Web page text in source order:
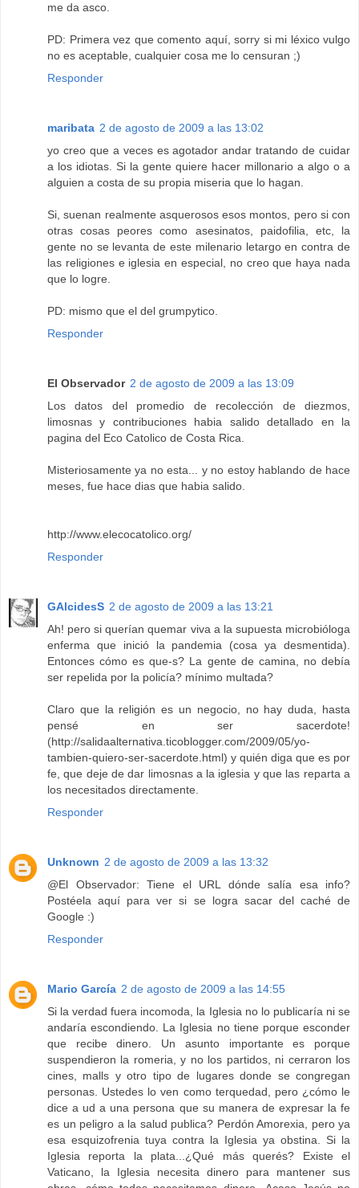
me da asco.
PD: Primera vez que comento aquí, sorry si mi léxico vulgo
no es aceptable, cualquier cosa me lo censuran ;)
Responder
maribata 2 de agosto de 2009 a las 13:02
yo creo que a veces es agotador andar tratando de cuidar
a los idiotas. Si la gente quiere hacer millonario a algo o a
alguien a costa de su propia miseria que lo hagan.
Si, suenan realmente asquerosos esos montos, pero si con
otras cosas peores como asesinatos, paidofilia, etc, la
gente no se levanta de este milenario letargo en contra de
las religiones e iglesia en especial, no creo que haya nada
que lo logre.
PD: mismo que el del grumpytico.
Responder
El Observador 2 de agosto de 2009 a las 13:09
Los datos del promedio de recolección de diezmos,
limosnas y contribuciones habia salido detallado en la
pagina del Eco Catolico de Costa Rica.
Misteriosamente ya no esta... y no estoy hablando de hace
meses, fue hace dias que habia salido.
http://www.elecocatolico.org/
Responder
GAlcidesS 2 de agosto de 2009 a las 13:21
Ah! pero si querían quemar viva a la supuesta microbióloga
enferma que inició la pandemia (cosa ya desmentida).
Entonces cómo es que-s? La gente de camina, no debía
ser repelida por la policía? mínimo multada?
Claro que la religión es un negocio, no hay duda, hasta
pensé en ser sacerdote!
(http://salidaalternativa.ticoblogger.com/2009/05/yo-
tambien-quiero-ser-sacerdote.html) y quién diga que es por
fe, que deje de dar limosnas a la iglesia y que las reparta a
los necesitados directamente.
Responder
Unknown 2 de agosto de 2009 a las 13:32
@El Observador: Tiene el URL dónde salía esa info?
Postéela aquí para ver si se logra sacar del caché de
Google :)
Responder
Mario García 2 de agosto de 2009 a las 14:55
Si la verdad fuera incomoda, la Iglesia no lo publicaría ni se
andaría escondiendo. La Iglesia no tiene porque esconder
que recibe dinero. Un asunto importante es porque
suspendieron la romeria, y no los partidos, ni cerraron los
cines, malls y otro tipo de lugares donde se congregan
personas. Ustedes lo ven como terquedad, pero ¿cómo le
dice a ud a una persona que su manera de expresar la fe
es un peligro a la salud publica? Perdón Amorexia, pero ya
esa esquizofrenia tuya contra la Iglesia ya obstina. Si la
Iglesia reporta la plata...¿Qué más querés? Existe el
Vaticano, la Iglesia necesita dinero para mantener sus